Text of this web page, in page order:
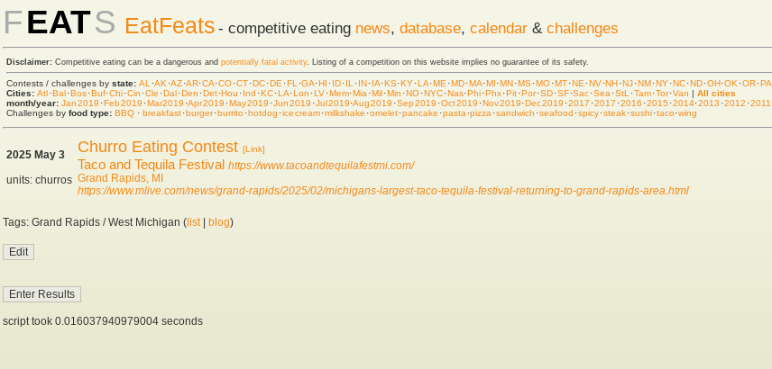
FEATS EatFeats - competitive eating news, database, calendar & challenges
Disclaimer: Competitive eating can be a dangerous and potentially fatal activity. Listing of a competition on this website implies no guarantee of its safety.
Contests / challenges by state: AL ·AK ·AZ·AR·CA·CO·CT·DC·DE ·FL ·GA·HI ·ID·IL ·IN·IA·KS·KY·LA·ME ·MD·MA·MI·MN·MS·MO·MT·NE ·NV·NH·NJ·NM·NY·NC·ND·OH·OK ·OR·PA
Cities: Atl·Bal·Bos·Buf·Chi·Cin ·Cle ·Dal·Den ·Det·Hou ·Ind ·KC·LA·Lon ·LV·Mem·Mia ·Mil·Min ·NO·NYC·Nas·Phi·Phx·Pit·Por·SD·SF·Sac·Sea ·StL ·Tam·Tor·Van | All cities
month/year: Jan 2019 ·Feb 2019 ·Mar 2019 ·Apr 2019 ·May 2019 ·Jun 2019 ·Jul 2019·Aug 2019 ·Sep 2019 ·Oct 2019 ·Nov 2019·Dec 2019 ·2017 ·2017 ·2016 ·2015 ·2014·2013 ·2012 ·2011
Challenges by food type: BBQ · breakfast·burger·burrito·hot dog ·ice cream·milkshake ·omelet·pancake ·pasta ·pizza ·sandwich ·seafood ·spicy·steak·sushi·taco·wing
2025 May 3
units: churros
Churro Eating Contest [Link]
Taco and Tequila Festival https://www.tacoandtequilafestmi.com/
Grand Rapids, MI
https://www.mlive.com/news/grand-rapids/2025/02/michigans-largest-taco-tequila-festival-returning-to-grand-rapids-area.html
Tags: Grand Rapids / West Michigan ( list| blog)
script took 0.016037940979004 seconds